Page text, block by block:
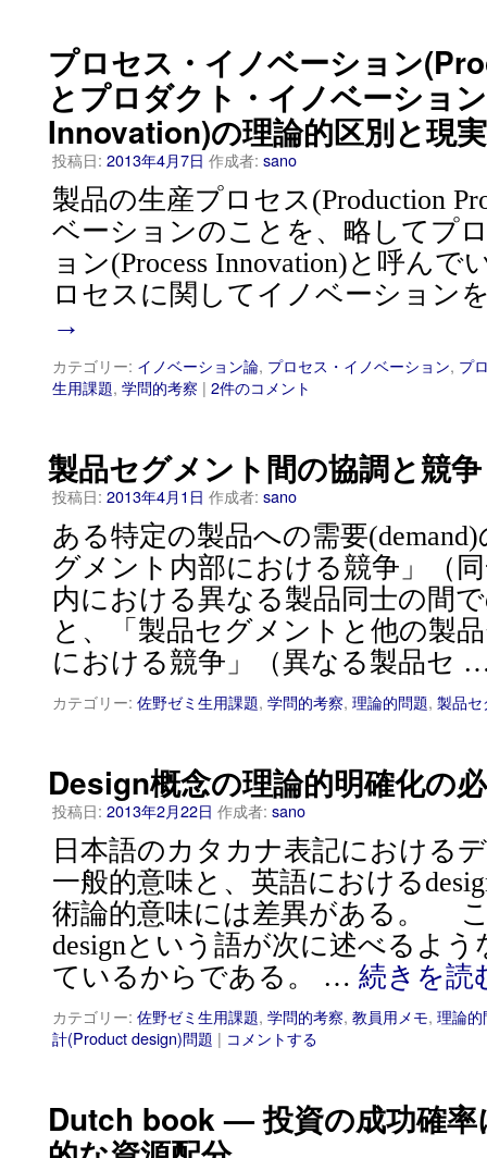
プロセス・イノベーション
とプロダクト・イノベーショ
Innovation)の理論的区別と現
投稿日: 2013年4月7日 作成者: sano
製品の生産プロセス(Production
ベーションのことを、略してプ
ョン(Process Innovation)と呼んで
ロセスに関してイノベーション
→
カテゴリー: イノベーション論, プロセス・イノベーション, プ
生用課題, 学問的考察 | 2件のコメント
製品セグメント間の協調と競争
投稿日: 2013年4月1日 作成者: sano
ある特定の製品への需要
グメント内部における競争」（
内における異なる製品同士の間
と、「製品セグメントと他の製
における競争」（異なる製品セ
カテゴリー: 佐野ゼミ生用課題, 学問的考察, 理論的問題, 製品
Design概念の理論的明確化の
投稿日: 2013年2月22日 作成者: sano
日本語のカタカナ表記における
一般的意味と、英語における
術論的意味には差異がある。
designという語が次に述べるよ
ているからである。 … 続きを読
カテゴリー: 佐野ゼミ生用課題, 学問的考察, 教員用メモ, 理論的
計(Product design)問題 | コメントする
Dutch book — 投資の成功確率